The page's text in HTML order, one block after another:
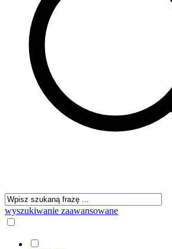
wyszukiwanie zaawansowane